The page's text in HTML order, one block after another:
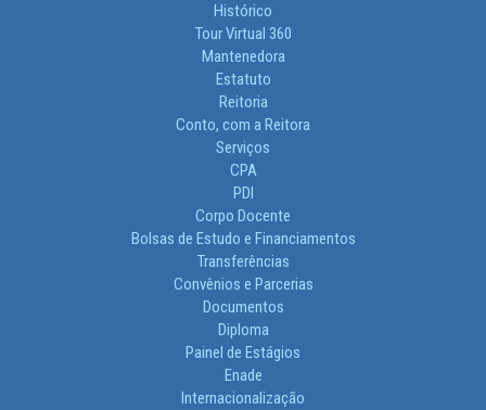
Histórico
Tour Virtual 360
Mantenedora
Estatuto
Reitoria
Conto, com a Reitora
Serviços
CPA
PDI
Corpo Docente
Bolsas de Estudo e Financiamentos
Transferências
Convênios e Parcerias
Documentos
Diploma
Painel de Estágios
Enade
Internacionalização